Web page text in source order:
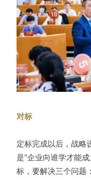
对标
定标完成以后，战略
是“企业向谁学才能
标，要解决三个问题：